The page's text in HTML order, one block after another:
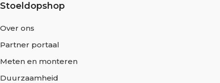
Stoeldopshop
Over ons
Partner portaal
Meten en monteren
Duurzaamheid